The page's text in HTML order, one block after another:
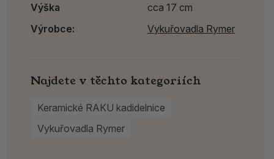
Výška
cca 17 cm
Výrobce:
Vykuřovadla Rymer
Najdete v těchto kategoriích
Keramické RAKU kadidelnice
Vykuřovadla Rymer